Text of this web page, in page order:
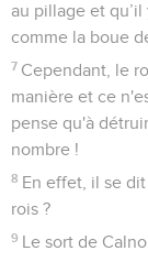
au pillage et
comme la boue
7 Cependant, le
manière et ce
pense qu'à
nombre !
8 En effet, il se
rois ?
9 Le sort de